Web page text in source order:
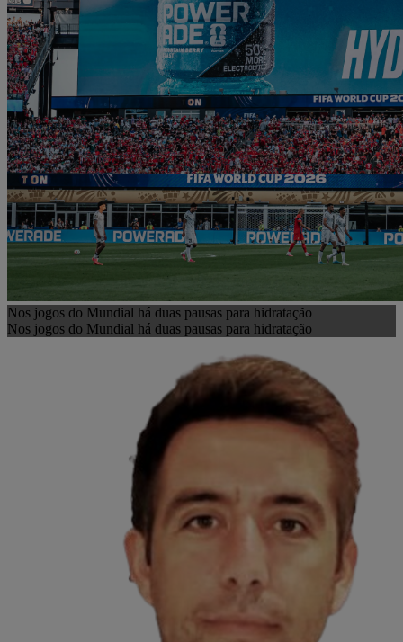
Nos jogos do Mundial há duas pausas para hidratação
Nos jogos do Mundial há duas pausas para hidratação